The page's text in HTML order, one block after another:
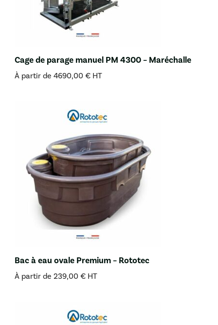
Cage de parage manuel PM 4300 – Maréchalle
À partir de 4690,00 € HT
Bac à eau ovale Premium – Rototec
À partir de 239,00 € HT